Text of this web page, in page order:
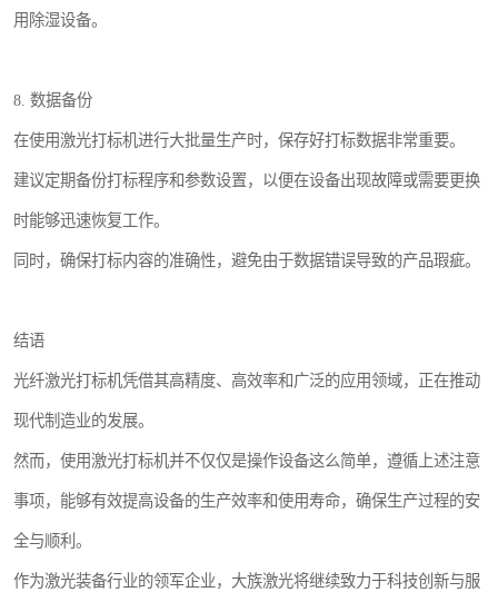
用除湿设备。
8. 数据备份
在使用激光打标机进行大批量生产时，保存好打标数据非常重要。
建议定期备份打标程序和参数设置，以便在设备出现故障或需要更换
时能够迅速恢复工作。
同时，确保打标内容的准确性，避免由于数据错误导致的产品瑕疵。
结语
光纤激光打标机凭借其高精度、高效率和广泛的应用领域，正在推动
现代制造业的发展。
然而，使用激光打标机并不仅仅是操作设备这么简单，遵循上述注意
事项，能够有效提高设备的生产效率和使用寿命，确保生产过程的安
全与顺利。
作为激光装备行业的领军企业，大族激光将继续致力于科技创新与服